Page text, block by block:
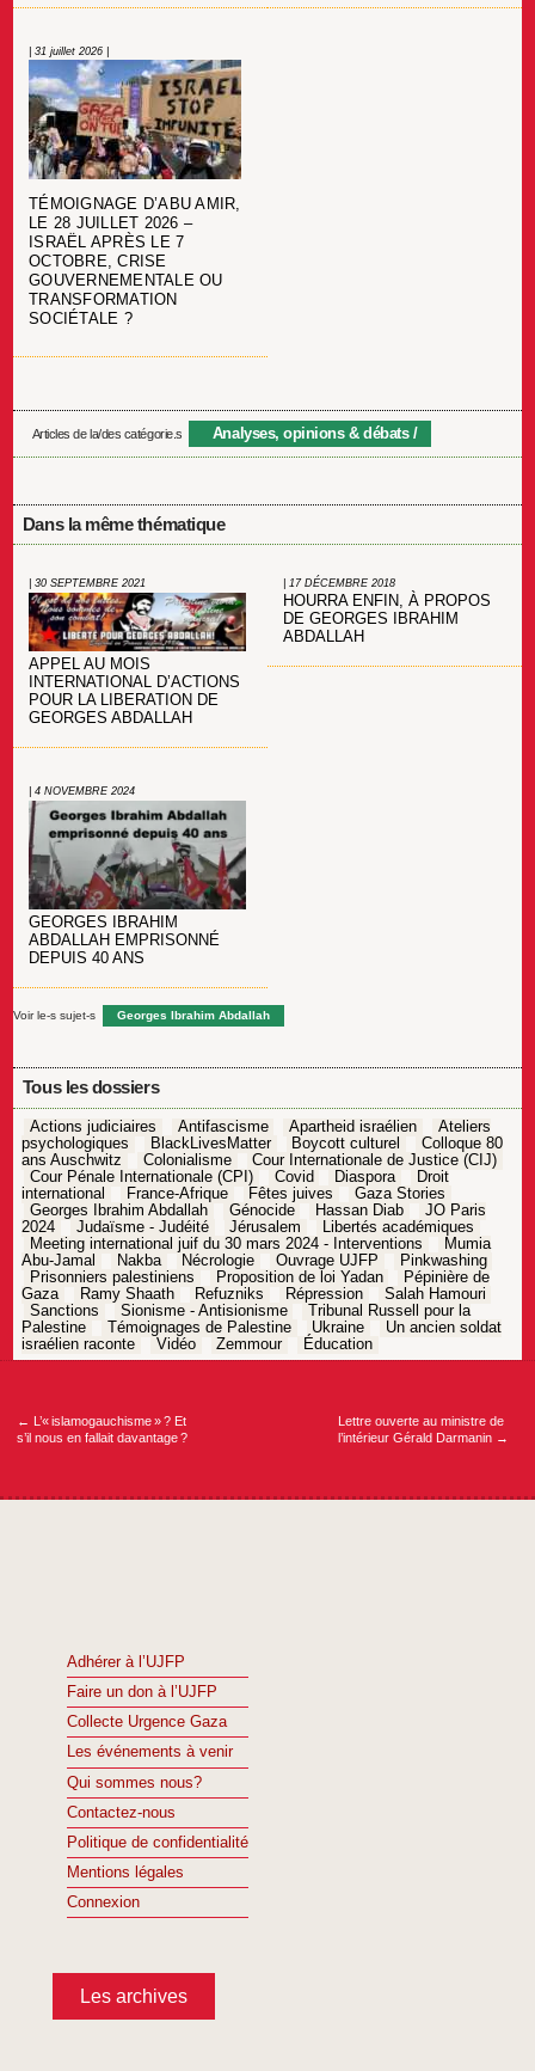
| 31 juillet 2026 |
TÉMOIGNAGE D’ABU AMIR,
LE 28 JUILLET 2026 –
ISRAËL APRÈS LE 7
OCTOBRE, CRISE
GOUVERNEMENTALE OU
TRANSFORMATION
SOCIÉTALE ?
Articles de la/des catégorie.s Analyses, opinions & débats
Dans la même thématique
| 30 SEPTEMBRE 2021
APPEL AU MOIS
INTERNATIONAL D’ACTIONS
POUR LA LIBERATION DE
GEORGES ABDALLAH
| 17 DÉCEMBRE 2018
HOURRA ENFIN, À PROPOS
DE GEORGES IBRAHIM
ABDALLAH
| 4 NOVEMBRE 2024
GEORGES IBRAHIM
ABDALLAH EMPRISONNÉ
DEPUIS 40 ANS
Voir le-s sujet-s Georges Ibrahim Abdallah
Tous les dossiers
Actions judiciaires Antifascisme Apartheid israélien
Ateliers
psychologiques
BlackLivesMatter Boycott culturel
Colloque 80
ans Auschwitz
Colonialisme
Cour Internationale de Justice (CIJ)
Cour Pénale Internationale (CPI)
Covid Diaspora
Droit
international
France-Afrique Fêtes juives
Gaza Stories
Georges Ibrahim Abdallah
Génocide Hassan Diab
JO Paris
2024
Judaïsme - Judéité Jérusalem
Libertés académiques
Meeting international juif du 30 mars 2024 - Interventions
Mumia
Abu-Jamal
Nakba Nécrologie Ouvrage UJFP
Pinkwashing
Prisonniers palestiniens
Proposition de loi Yadan
Pépinière de
Gaza
Ramy Shaath Refuzniks Répression
Salah Hamouri
Sanctions
Sionisme - Antisionisme
Tribunal Russell pour la
Palestine
Témoignages de Palestine Ukraine
Un ancien soldat
israélien raconte
Vidéo Zemmour Éducation
Navigation
← L’« islamogauchisme » ? Et
s’il nous en fallait davantage ?
Lettre ouverte au ministre de
l’intérieur Gérald Darmanin →
Adhérer à l’UJFP
Faire un don à l’UJFP
Collecte Urgence Gaza
Les événements à venir
Qui sommes nous?
Contactez-nous
Politique de confidentialité
Mentions légales
Connexion
Les archives